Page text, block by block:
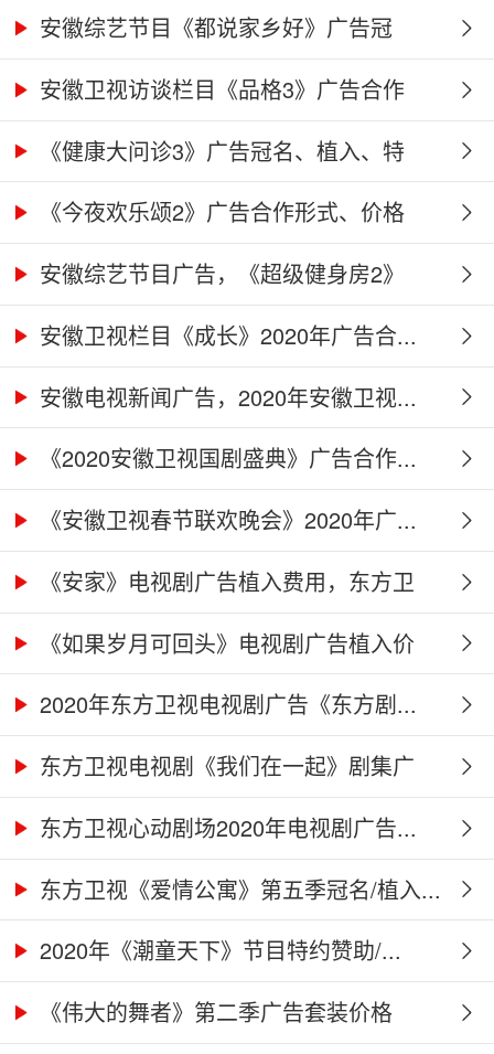
广...安徽综艺节目《都说家乡好》广告冠
名、...
安徽卫视访谈栏目《品格3》广告合作
权...《健康大问诊3》广告冠名、植入、特
别...《今夜欢乐颂2》广告合作形式、价格
及...安徽综艺节目广告，《超级健身房2》
广...安徽卫视栏目《成长》2020年广告合...
安徽电视新闻广告，2020年安徽卫视...
《2020安徽卫视国剧盛典》广告合作...
《安徽卫视春节联欢晚会》2020年广...
《安家》电视剧广告植入费用，东方卫
视...《如果岁月可回头》电视剧广告植入价
格...2020年东方卫视电视剧广告《东方剧...
东方卫视电视剧《我们在一起》剧集广
告...东方卫视心动剧场2020年电视剧广告...
东方卫视《爱情公寓》第五季冠名/植入...
2020年《潮童天下》节目特约赞助/...
《伟大的舞者》第二季广告套装价格